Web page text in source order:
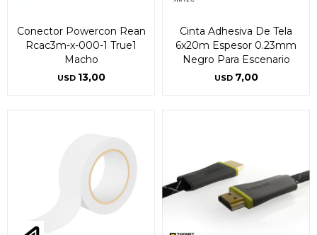
Conector Powercon Rean
Rcac3m-x-000-1 True1
Macho
USD 13,00
Cinta Adhesiva De Tela
6x20m Espesor 0.23mm
Negro Para Escenario
USD 7,00